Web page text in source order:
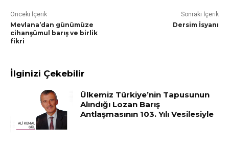
Önceki İçerik
Mevlana’dan günümüze
cihanşümul barış ve birlik
fikri
Sonraki İçerik
Dersim İsyanı
İlginizi Çekebilir
Ülkemiz Türkiye’nin Tapusunun
Alındığı Lozan Barış
Antlaşmasının 103. Yılı Vesilesiyle